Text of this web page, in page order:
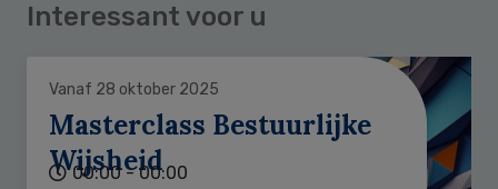
Interessant voor u
Vanaf 28 oktober 2025
Masterclass Bestuurlijke
Wijsheid
00:00 - 00:00